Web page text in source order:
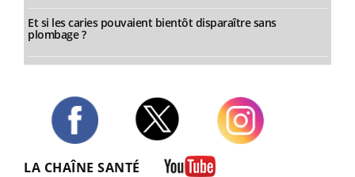
Et si les caries pouvaient bientôt disparaître sans
plombage ?
LA CHAÎNE SANTÉ